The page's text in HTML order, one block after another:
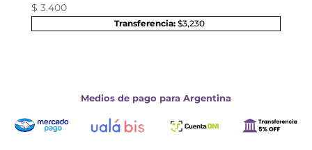
$ 3.400
Transferencia: $3,230
Medios de pago para Argentina